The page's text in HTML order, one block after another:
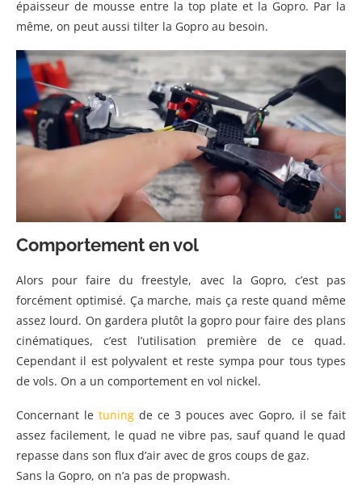
épaisseur de mousse entre la top plate et la Gopro. Par la
même, on peut aussi tilter la Gopro au besoin.
Comportement en vol
Alors pour faire du freestyle, avec la Gopro, c’est pas
forcément optimisé. Ça marche, mais ça reste quand même
assez lourd. On gardera plutôt la gopro pour faire des plans
cinématiques, c’est l’utilisation première de ce quad.
Cependant il est polyvalent et reste sympa pour tous types
de vols. On a un comportement en vol nickel.
Concernant le tuning de ce 3 pouces avec Gopro, il se fait
assez facilement, le quad ne vibre pas, sauf quand le quad
repasse dans son flux d’air avec de gros coups de gaz.
Sans la Gopro, on n’a pas de propwash.